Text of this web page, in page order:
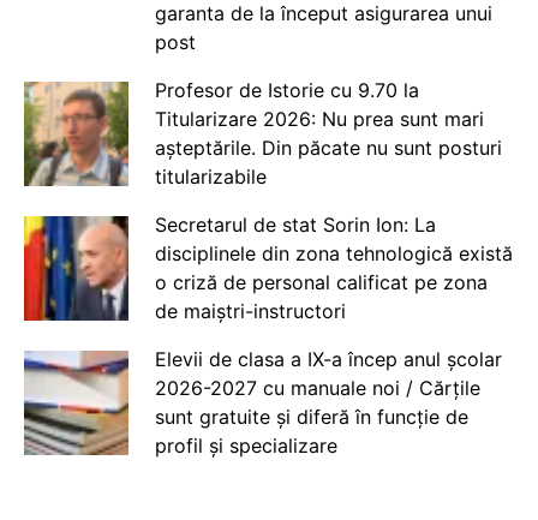
garanta de la început asigurarea unui
post
Profesor de Istorie cu 9.70 la
Titularizare 2026: Nu prea sunt mari
așteptările. Din păcate nu sunt posturi
titularizabile
Secretarul de stat Sorin Ion: La
disciplinele din zona tehnologică există
o criză de personal calificat pe zona
de maiștri-instructori
Elevii de clasa a IX-a încep anul școlar
2026-2027 cu manuale noi / Cărțile
sunt gratuite și diferă în funcție de
profil și specializare